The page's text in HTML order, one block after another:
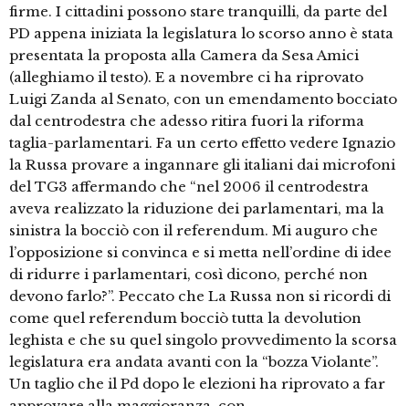
firme. I cittadini possono stare tranquilli, da parte del
PD appena iniziata la legislatura lo scorso anno è stata
presentata la proposta alla Camera da Sesa Amici
(alleghiamo il testo). E a novembre ci ha riprovato
Luigi Zanda al Senato, con un emendamento bocciato
dal centrodestra che adesso ritira fuori la riforma
taglia-parlamentari. Fa un certo effetto vedere Ignazio
la Russa provare a ingannare gli italiani dai microfoni
del TG3 affermando che “nel 2006 il centrodestra
aveva realizzato la riduzione dei parlamentari, ma la
sinistra la bocciò con il referendum. Mi auguro che
l’opposizione si convinca e si metta nell’ordine di idee
di ridurre i parlamentari, così dicono, perché non
devono farlo?”. Peccato che La Russa non si ricordi di
come quel referendum bocciò tutta la devolution
leghista e che su quel singolo provvedimento la scorsa
legislatura era andata avanti con la “bozza Violante”.
Un taglio che il Pd dopo le elezioni ha riprovato a far